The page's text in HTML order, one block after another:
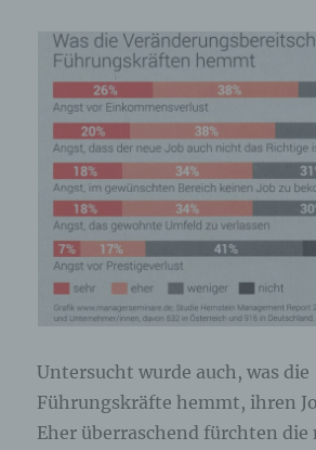
Untersucht wurde auch, was die
Führungskräfte hemmt, ihren
Eher überraschend fürchten die